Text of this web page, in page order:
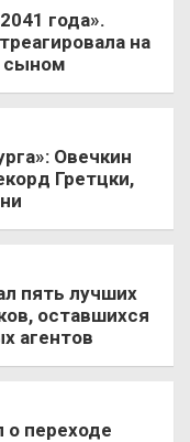
года».
на
сыном
Овечкин
Гретцки,
пять лучших
оставшихся
агентов
о переходе